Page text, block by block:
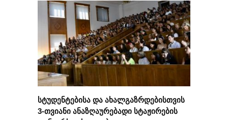
სტუდენტებისა და ახალგაზრდებისთვის
3-თვიანი ანაზღაურებადი სტაჟირების